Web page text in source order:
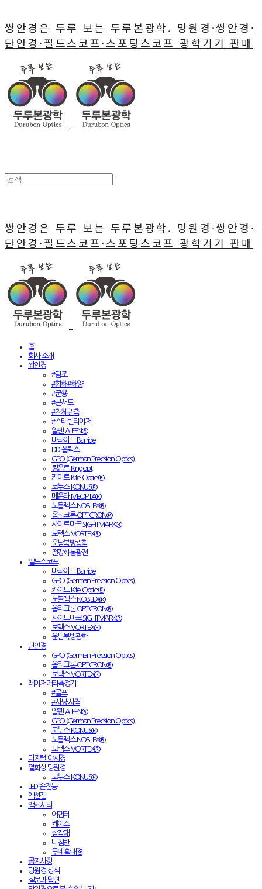
쌍안경은 두루 보는 두루본광학. 망원경·쌍안경·
단안경·필드스코프·스포팅스코프 광학기기 판매
쌍안경은 두루 보는 두루본광학. 망원경·쌍안경·
단안경·필드스코프·스포팅스코프 광학기기 판매
홈
회사 소개
쌍안경
#탐조
#항해#해양
#군용
#콘서트
#천체관측
#스태빌라이저
알펜 ALPEN®
바라이드 Barride
DD 옵틱스
GPO (German Precision Optics)
킹옵트 Kingopt
카이트 Kite Optics®
코누스 KONUS®
메옵타 MEOPTA®
노블렉스 NOBLEX®
옵티크론 OPTICRON®
사이트마크 SIGHTMARK®
보텍스 VORTEX®
운남북방광학
절강화동광전
필드스코프
바라이드 Barride
GPO (German Precision Optics)
카이트 Kite Optics®
노블렉스 NOBLEX®
옵티크론 OPTICRON®
사이트마크 SIGHTMARK®
보텍스 VORTEX®
운남북방광학
단안경
GPO (German Precision Optics)
옵티크론 OPTICRON®
보텍스 VORTEX®
레이저거리측정기
#골프
#사냥·사격
알펜 ALPEN®
GPO (German Precision Optics)
코누스 KONUS®
노블렉스 NOBLEX®
보텍스 VORTEX®
디지털 야시경
열화상 망원경
코누스 KONUS®
LED 손전등
액션캠
액세서리
어댑터
케이스
삼각대
나침반
루페·확대경
공지사항
망원경 상식
질문과 답변